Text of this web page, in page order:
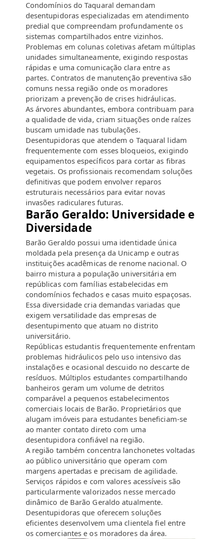
Condomínios do Taquaral demandam
desentupidoras especializadas em atendimento
predial que compreendam profundamente os
sistemas compartilhados entre vizinhos.
Problemas em colunas coletivas afetam múltiplas
unidades simultaneamente, exigindo respostas
rápidas e uma comunicação clara entre as
partes. Contratos de manutenção preventiva são
comuns nessa região onde os moradores
priorizam a prevenção de crises hidráulicas.
As árvores abundantes, embora contribuam para
a qualidade de vida, criam situações onde raízes
buscam umidade nas tubulações.
Desentupidoras que atendem o Taquaral lidam
frequentemente com esses bloqueios, exigindo
equipamentos específicos para cortar as fibras
vegetais. Os profissionais recomendam soluções
definitivas que podem envolver reparos
estruturais necessários para evitar novas
invasões radiculares futuras.
Barão Geraldo: Universidade e
Diversidade
Barão Geraldo possui uma identidade única
moldada pela presença da Unicamp e outras
instituições acadêmicas de renome nacional. O
bairro mistura a população universitária em
repúblicas com famílias estabelecidas em
condomínios fechados e casas muito espaçosas.
Essa diversidade cria demandas variadas que
exigem versatilidade das empresas de
desentupimento que atuam no distrito
universitário.
Repúblicas estudantis frequentemente enfrentam
problemas hidráulicos pelo uso intensivo das
instalações e ocasional descuido no descarte de
resíduos. Múltiplos estudantes compartilhando
banheiros geram um volume de detritos
comparável a pequenos estabelecimentos
comerciais locais de Barão. Proprietários que
alugam imóveis para estudantes beneficiam-se
ao manter contato direto com uma
desentupidora confiável na região.
A região também concentra lanchonetes voltadas
ao público universitário que operam com
margens apertadas e precisam de agilidade.
Serviços rápidos e com valores acessíveis são
particularmente valorizados nesse mercado
dinâmico de Barão Geraldo atualmente.
Desentupidoras que oferecem soluções
eficientes desenvolvem uma clientela fiel entre
os comerciantes e os moradores da área.